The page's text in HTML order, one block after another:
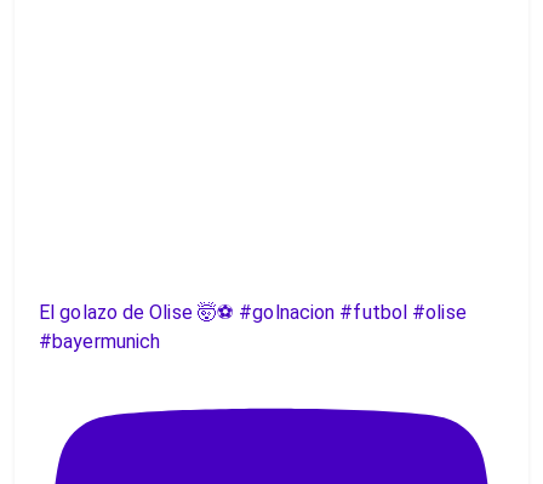
El golazo de Olise 🤯⚽️ #golnacion #futbol #olise
#bayermunich